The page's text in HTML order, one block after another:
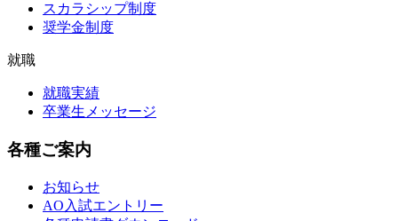
スカラシップ制度
奨学金制度
就職
就職実績
卒業生メッセージ
各種ご案内
お知らせ
AO入試エントリー